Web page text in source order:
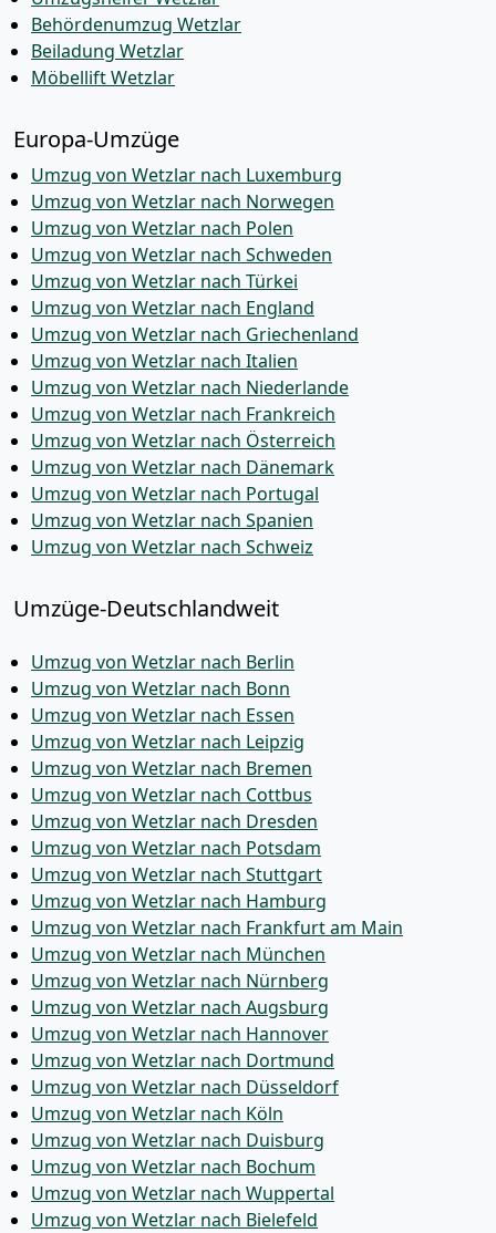
Behördenumzug Wetzlar
Beiladung Wetzlar
Möbellift Wetzlar
Europa-Umzüge
Umzug von Wetzlar nach Luxemburg
Umzug von Wetzlar nach Norwegen
Umzug von Wetzlar nach Polen
Umzug von Wetzlar nach Schweden
Umzug von Wetzlar nach Türkei
Umzug von Wetzlar nach England
Umzug von Wetzlar nach Griechenland
Umzug von Wetzlar nach Italien
Umzug von Wetzlar nach Niederlande
Umzug von Wetzlar nach Frankreich
Umzug von Wetzlar nach Österreich
Umzug von Wetzlar nach Dänemark
Umzug von Wetzlar nach Portugal
Umzug von Wetzlar nach Spanien
Umzug von Wetzlar nach Schweiz
Umzüge-Deutschlandweit
Umzug von Wetzlar nach Berlin
Umzug von Wetzlar nach Bonn
Umzug von Wetzlar nach Essen
Umzug von Wetzlar nach Leipzig
Umzug von Wetzlar nach Bremen
Umzug von Wetzlar nach Cottbus
Umzug von Wetzlar nach Dresden
Umzug von Wetzlar nach Potsdam
Umzug von Wetzlar nach Stuttgart
Umzug von Wetzlar nach Hamburg
Umzug von Wetzlar nach Frankfurt am Main
Umzug von Wetzlar nach München
Umzug von Wetzlar nach Nürnberg
Umzug von Wetzlar nach Augsburg
Umzug von Wetzlar nach Hannover
Umzug von Wetzlar nach Dortmund
Umzug von Wetzlar nach Düsseldorf
Umzug von Wetzlar nach Köln
Umzug von Wetzlar nach Duisburg
Umzug von Wetzlar nach Bochum
Umzug von Wetzlar nach Wuppertal
Umzug von Wetzlar nach Bielefeld